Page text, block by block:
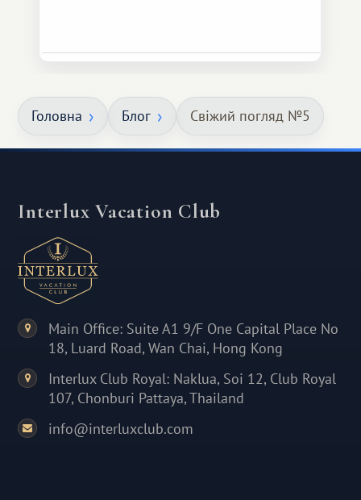
Головна Блог Свіжий погляд №5
Interlux Vacation Club
Main Office: Suite A1 9/F One Capital Place No
18, Luard Road, Wan Chai, Hong Kong
Interlux Club Royal: Naklua, Soi 12, Club Royal
107, Chonburi Pattaya, Thailand
info@interluxclub.com